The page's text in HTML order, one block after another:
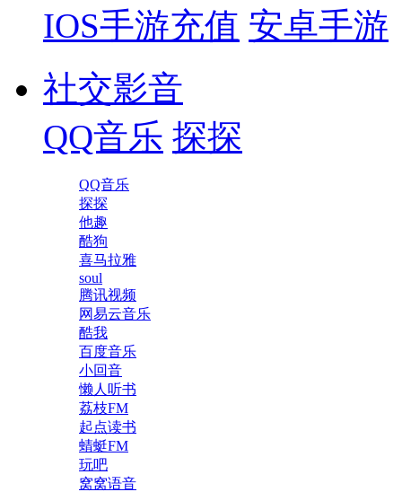
IOS手游充值 安卓手游
社交影音
QQ音乐 探探
QQ音乐
探探
他趣
酷狗
喜马拉雅
soul
腾讯视频
网易云音乐
酷我
百度音乐
小回音
懒人听书
荔枝FM
起点读书
蜻蜓FM
玩吧
窝窝语音